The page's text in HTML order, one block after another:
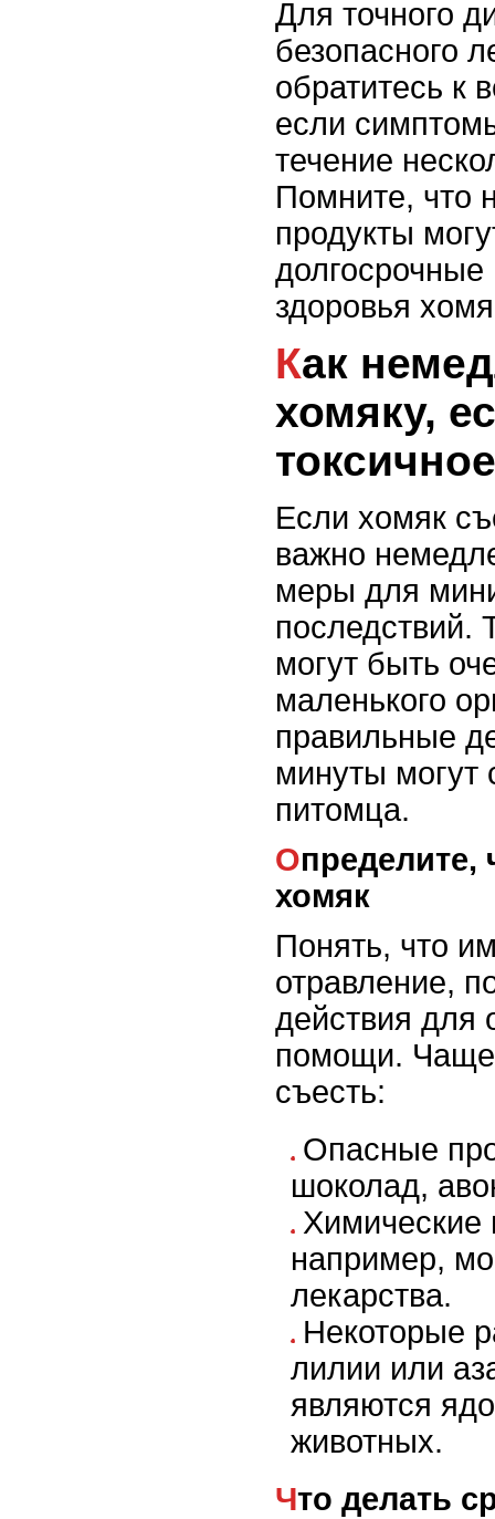
Для точного
безопасного
обратитесь к
если
течение
Помните, что
продукты
здоровья
Как немедленно помочь
хомяку,
Если хомяк
важно
меры для
последствий.
могут быть
маленького
правильные
минуты могут
питомца.
Определите, что именно съел
хомяк
Понять, что
отравление,
действия для
помощи. Чаще
съесть:
Опасные
шоколад,
Химические
например,
лекарства.
Некоторые
лилии или
являются
животных.
Что делать